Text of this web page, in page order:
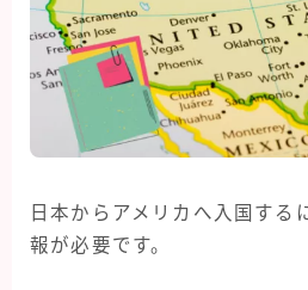
日本からアメリカへ入国する
報が必要です。